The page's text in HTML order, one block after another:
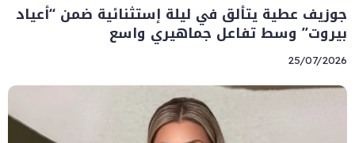
جوزيف عطية يتألق في ليلة إستثنائية ضمن “أعياد
بيروت” وسط تفاعل جماهيري واسع
25/07/2026